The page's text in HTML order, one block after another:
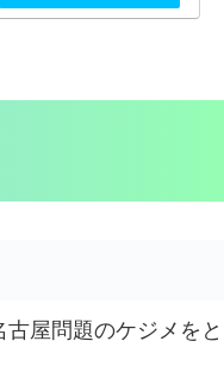
屋問題のケジメをと